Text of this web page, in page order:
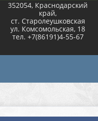
352054, Краснодарский
край,
ст. Старолеушковская
ул. Комсомольская, 18
тел. +7(86191)4-55-67